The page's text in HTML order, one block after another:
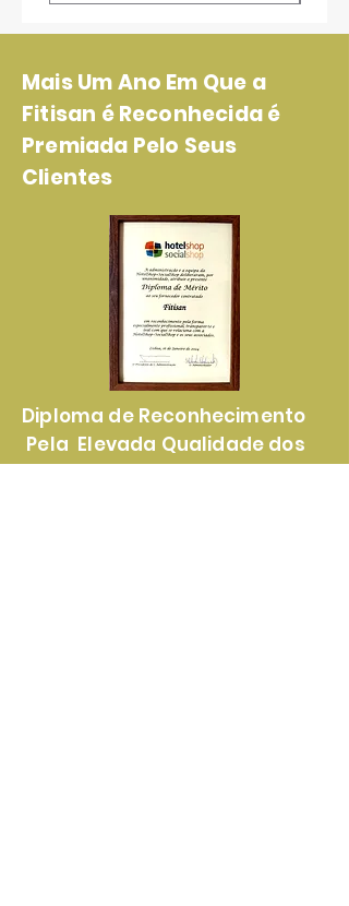
Mais Um Ano Em Que a
Fitisan é Reconhecida é
Premiada Pelo Seus
Clientes
Diploma de Reconhecimento
Pela Elevada Qualidade dos
Nossos Produtos e Serviços